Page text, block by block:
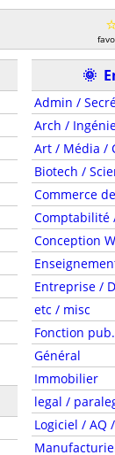
🌞
Admin /
Arch /
Art / Média /
Biotech /
Commerce
Comptabilité
Conception
Entreprise /
etc / misc
Fonction pub.
Général
Immobilier
legal /
Logiciel / AQ